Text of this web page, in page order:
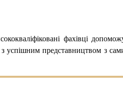
фахівці
успішним представництвом з